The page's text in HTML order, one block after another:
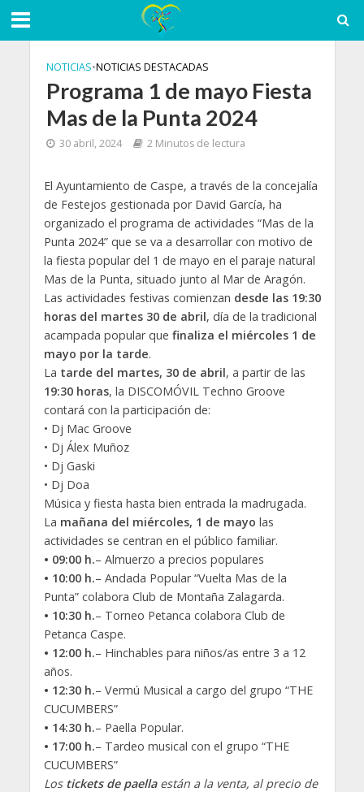
NOTICIAS•NOTICIAS DESTACADAS
Programa 1 de mayo Fiesta
Mas de la Punta 2024
30 abril, 2024 2 Minutos de lectura
El Ayuntamiento de Caspe, a través de la concejalía
de Festejos gestionada por David García, ha
organizado el programa de actividades “Mas de la
Punta 2024” que se va a desarrollar con motivo de
la fiesta popular del 1 de mayo en el paraje natural
Mas de la Punta, situado junto al Mar de Aragón.
Las actividades festivas comienzan desde las 19:30
horas del martes 30 de abril, día de la tradicional
acampada popular que finaliza el miércoles 1 de
mayo por la tarde.
La tarde del martes, 30 de abril, a partir de las
19:30 horas, la DISCOMÓVIL Techno Groove
contará con la participación de:
• Dj Mac Groove
• Dj Álex Muñoz
• Dj Gaski
• Dj Doa
Música y fiesta hasta bien entrada la madrugada.
La mañana del miércoles, 1 de mayo las
actividades se centran en el público familiar.
• 09:00 h.– Almuerzo a precios populares
• 10:00 h.– Andada Popular “Vuelta Mas de la
Punta” colabora Club de Montaña Zalagarda.
• 10:30 h.– Torneo Petanca colabora Club de
Petanca Caspe.
• 12:00 h.– Hinchables para niños/as entre 3 a 12
años.
• 12:30 h.– Vermú Musical a cargo del grupo “THE
CUCUMBERS”
• 14:30 h.– Paella Popular.
• 17:00 h.– Tardeo musical con el grupo “THE
CUCUMBERS”
Los tickets de paellaestán a la venta, al precio de